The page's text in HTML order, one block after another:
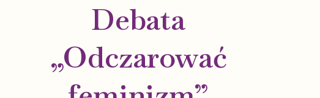
Debata
„Odczarować